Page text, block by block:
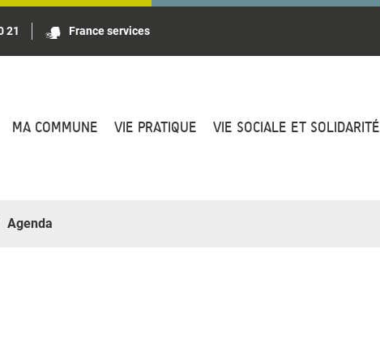
21 France services
MA COMMUNE VIE PRATIQUE VIE SOCIALE ET SOLIDARITÉ
Agenda